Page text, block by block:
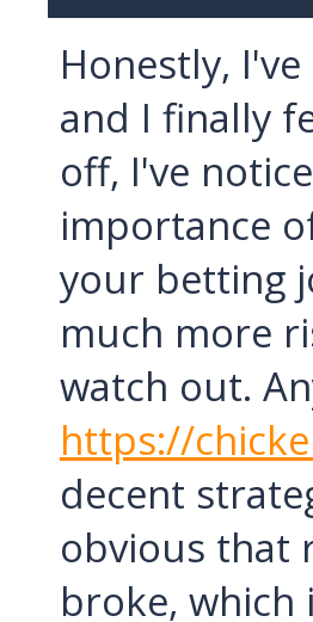
Honestly,
and I finally
off, I've
importance
your betting
much more
watch out.
https://
decent
obvious that
broke,